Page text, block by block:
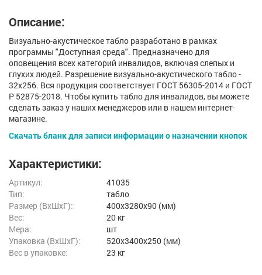
Описание:
Визуально-акустическое табло разработано в рамках
программы "Доступная среда". Предназначено для
оповещения всех категорий инвалидов, включая слепых и
глухих людей. Разрешение визуально-акустического табло -
32х256. Вся продукция соответствует ГОСТ 56305-2014 и ГОСТ
Р 52875-2018. Чтобы купить табло для инвалидов, вы можете
сделать заказ у наших менеджеров или в нашем интернет-
магазине.
Скачать бланк для записи информации о назначении кнопок
Характеристики:
Артикул:
41035
Тип:
табло
Размер (ВxШxГ):
400x3280x90 (мм)
Вес:
20 кг
Мера:
шт
Упаковка (ВхШхГ):
520x3400x250 (мм)
Вес в упаковке:
23 кг